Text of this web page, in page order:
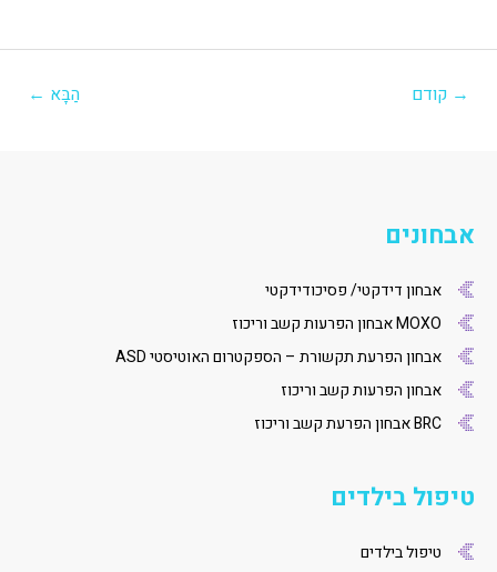
→ קודם הַבָּא ←
אבחונים
אבחון דידקטי/ פסיכודידקטי
MOXO אבחון הפרעות קשב וריכוז
אבחון הפרעת תקשורת – הספקטרום האוטיסטי ASD
אבחון הפרעות קשב וריכוז
BRC אבחון הפרעת קשב וריכוז
טיפול בילדים
טיפול בילדים